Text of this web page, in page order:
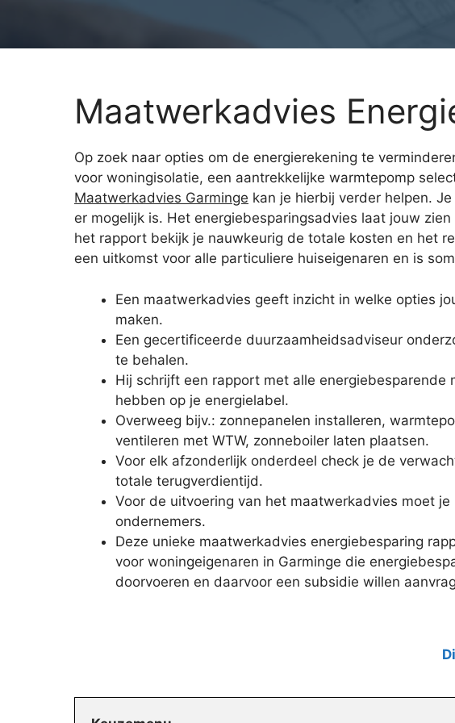
Maatwerkadvies
Op zoek naar opties om de energierekening te
voor woningisolatie, een aantrekkelijke warmtepomp
Maatwerkadvies Garminge kan je hierbij verder helpen.
er mogelijk is. Het energiebesparingsadvies laat jouw
het rapport bekijk je nauwkeurig de totale kosten en het
een uitkomst voor alle particuliere huiseigenaren en is
Een maatwerkadvies geeft inzicht in welke opties
maken.
Een gecertificeerde duurzaamheidsadviseur
te behalen.
Hij schrijft een rapport met alle
hebben op je energielabel.
Overweeg bijv.: zonnepanelen installeren,
ventileren met WTW, zonneboiler laten plaatsen.
Voor elk afzonderlijk onderdeel check je de
totale terugverdientijd.
Voor de uitvoering van het maatwerkadvies moet
ondernemers.
Deze unieke maatwerkadvies energiebesparing
voor woningeigenaren in Garminge die
doorvoeren en daarvoor een subsidie willen